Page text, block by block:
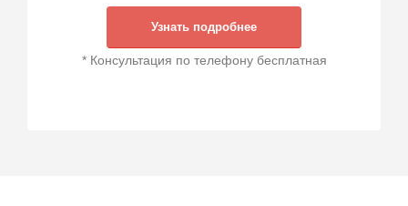
Узнать подробнее
* Консультация по телефону бесплатная